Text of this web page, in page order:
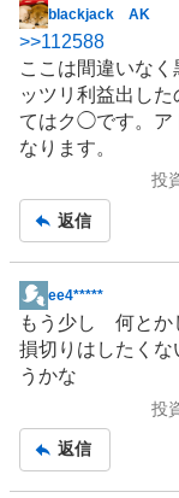
掲
示
板
記
事
blackjack AK
>>112588
ここは間違いな
ッツリ利益出し
てはク◯です。ア
なります。
投
返信
掲
示
板
記
ee4*****
もう少し 何とか
損切りはしたくな
うかな
投
返信